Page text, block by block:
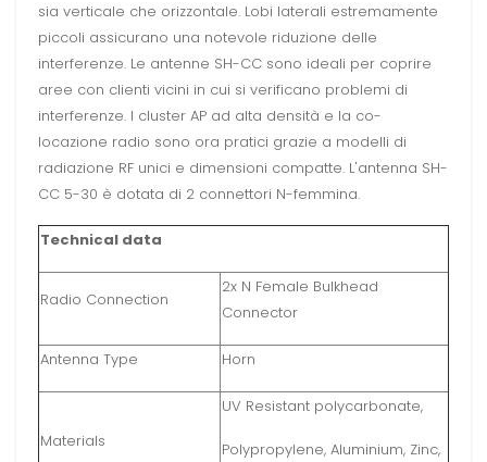
sia verticale che orizzontale. Lobi laterali estremamente
piccoli assicurano una notevole riduzione delle
interferenze. Le antenne SH-CC sono ideali per coprire
aree con clienti vicini in cui si verificano problemi di
interferenze. I cluster AP ad alta densità e la co-
locazione radio sono ora pratici grazie a modelli di
radiazione RF unici e dimensioni compatte. L'antenna SH-
CC 5-30 è dotata di 2 connettori N-femmina.
Technical data
Radio Connection
2x N Female Bulkhead
Connector
Antenna Type Horn
Materials
UV Resistant polycarbonate,
Polypropylene, Aluminium, Zinc,